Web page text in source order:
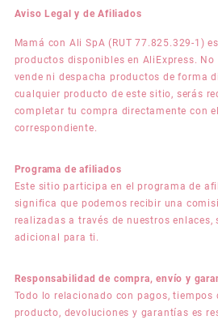
Aviso Legal y de Afiliados
Mamá con Ali SpA (RUT 77.825.329-1)
productos disponibles en AliExpress.
vende ni despacha productos de forma
cualquier producto de este sitio, serás
completar tu compra directamente con
correspondiente.
Programa de afiliados
Este sitio participa en el programa de
significa que podemos recibir una
realizadas a través de nuestros enlaces,
adicional para ti.
Responsabilidad de compra, envío y
Todo lo relacionado con pagos, tiempos
producto, devoluciones y garantías es